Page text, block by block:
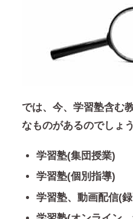
では、今、学習塾含む
なものがあるのでしょう
学習塾(集団授業)
学習塾(個別指導)
学習塾、動画配信(